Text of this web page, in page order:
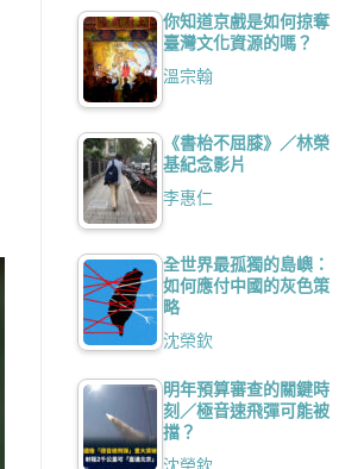
你知道京戲是如何掠奪
臺灣文化資源的嗎？
溫宗翰
《書枱不屈膝》／林榮
基紀念影片
李惠仁
全世界最孤獨的島嶼：
如何應付中國的灰色策
略
沈榮欽
明年預算審查的關鍵時
刻／極音速飛彈可能被
擋？
沈榮欽